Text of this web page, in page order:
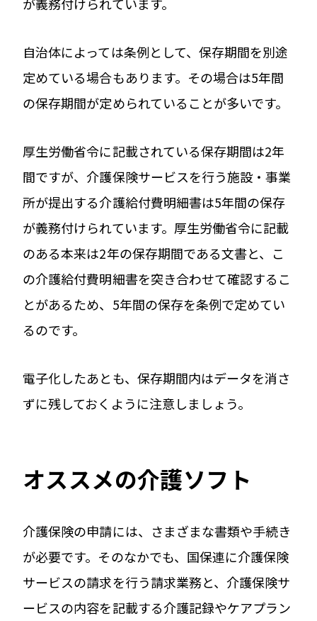
自治体によっては条例として、保存期間を別途
定めている場合もあります。その場合は5年間
の保存期間が定められていることが多いです。
厚生労働省令に記載されている保存期間は2年
間ですが、介護保険サービスを行う施設・事業
所が提出する介護給付費明細書は5年間の保存
が義務付けられています。厚生労働省令に記載
のある本来は2年の保存期間である文書と、こ
の介護給付費明細書を突き合わせて確認するこ
とがあるため、5年間の保存を条例で定めてい
るのです。
電子化したあとも、保存期間内はデータを消さ
ずに残しておくように注意しましょう。
オススメの介護ソフト
介護保険の申請には、さまざまな書類や手続き
が必要です。そのなかでも、国保連に介護保険
サービスの請求を行う請求業務と、介護保険サ
ービスの内容を記載する介護記録やケアプラン